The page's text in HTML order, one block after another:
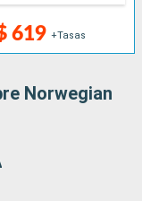
619 +Tasas
Norwegian